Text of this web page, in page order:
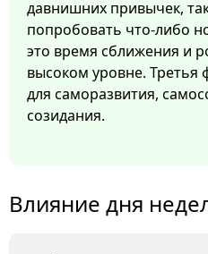
давнишних привычек,
попробовать что-либо
это время сближения и
высоком уровне. Третья
для саморазвития,
созидания.
Влияние дня